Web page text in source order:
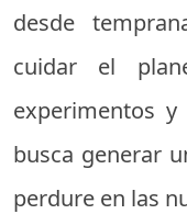
desde
cuidar el
experimentos y
busca generar
perdure en las